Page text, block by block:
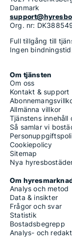
Danmark
Org. nr:
Full tillgång till
Ingen
Om tjänsten
Om oss
Kontakt & support
Allmänna villkor
Tjänstens innehåll
Så samlar vi
Cookiepolicy
Sitemap
Nya
Om
Analys och metod
Data & insikter
Frågor och svar
Statistik
Bostadsbegrepp
Analys- och